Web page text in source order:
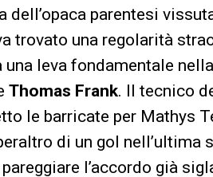
dell’opaca parentesi
trovato una regolarità
una leva fondamentale
Thomas Frank. Il tecnico
le barricate per Mathys
di un gol nell’ultima
l’accordo già